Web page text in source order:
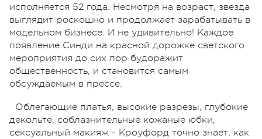
исполняется 52 года. Несмотря на возраст, звезда
выглядит роскошно и продолжает зарабатывать в
модельном бизнесе. И не удивительно! Каждое
появление Синди на красной дорожке светского
мероприятия до сих пор будоражит
общественность, и становится самым
обсуждаемым в прессе.
Облегающие платья, высокие разрезы, глубокие
декольте, соблазнительные кожаные юбки,
сексуальный макияж - Кроуфорд точно знает, как